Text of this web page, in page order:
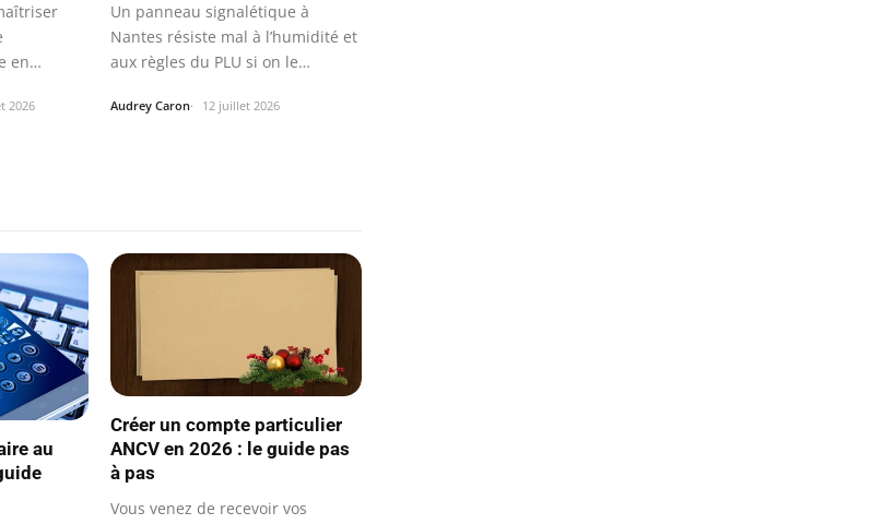
en
2026
Un panneau signalétique à
Nantes résiste mal à l’humidité et
aux règles du PLU si on le
Audrey Caron 12 juillet 2026
au
Créer un compte particulier
ANCV en 2026 : le guide pas
à pas
Vous venez de recevoir vos